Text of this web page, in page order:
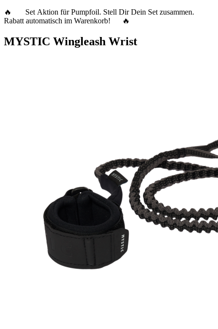
🔥 Set Aktion für Pumpfoil. Stell Dir Dein Set zusammen.
Rabatt automatisch im Warenkorb! 🔥
MYSTIC Wingleash Wrist